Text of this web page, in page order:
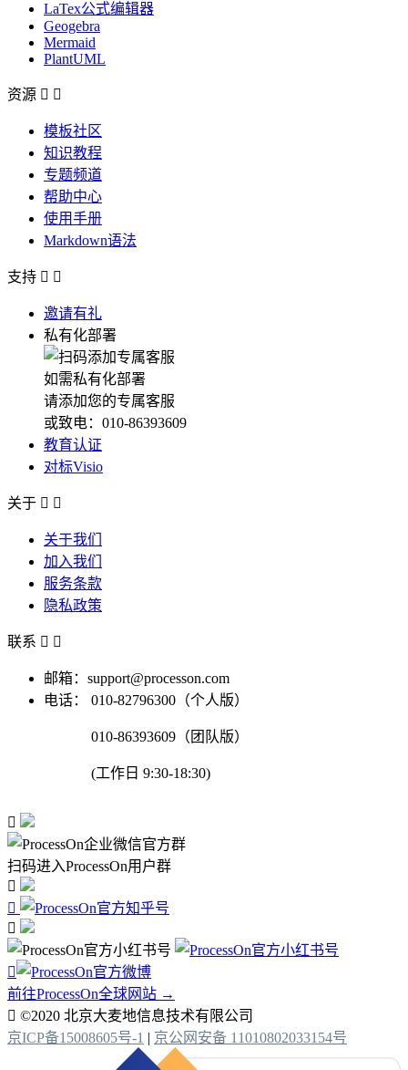
LaTex公式编辑器
Geogebra
Mermaid
PlantUML
资源  
模板社区
知识教程
专题频道
帮助中心
使用手册
Markdown语法
支持  
邀请有礼
私有化部署
如需私有化部署
请添加您的专属客服
或致电：010-86393609
教育认证
对标Visio
关于  
关于我们
加入我们
服务条款
隐私政策
联系  
邮箱：support@processon.com
电话：
010-82796300（个人版）
010-86393609（团队版）
(工作日 9:30-18:30)

扫码进入ProcessOn用户群




前往ProcessOn全球网站 →
 ©2020 北京大麦地信息技术有限公司
京ICP备15008605号-1 | 京公网安备 11010802033154号